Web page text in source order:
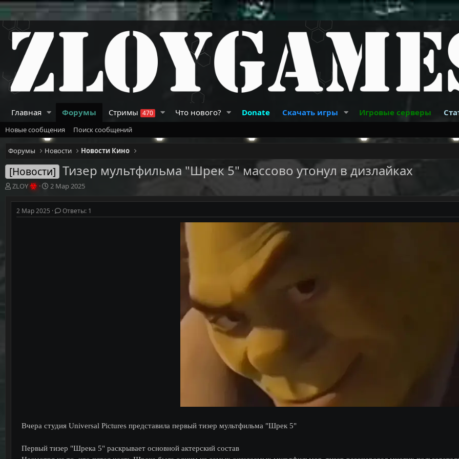
Главная Форумы Стримы 470 Что нового? Donate Скачать игры Игровые серверы
Новые сообщения Поиск сообщений
Форумы Новости Новости Кино
[Новости] Тизер мультфильма "Шрек 5" массово утонул в дизлайках
А
т
ZLOY
Д
т
а
2 Мар 2025
2 Мар 2025 Ответы: 1
Вчера студия Universal Pictures представила первый тизер мультфильма "Шрек 5"
Первый тизер "Шрека 5" раскрывает основной актерский состав